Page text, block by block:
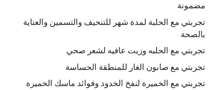
مضمونة
تجربتي مع الحلبة لمدة شهر للتنحيف والتسمين والعناية
بالصحة
تجربتي مع الحلبه وزيت عافيه لشعر صحي
تجربتي مع صابون الغار للمنطقة الحساسة
تجربتي مع الخميرة لنفخ الخدود وفوائد ماسك الخميرة